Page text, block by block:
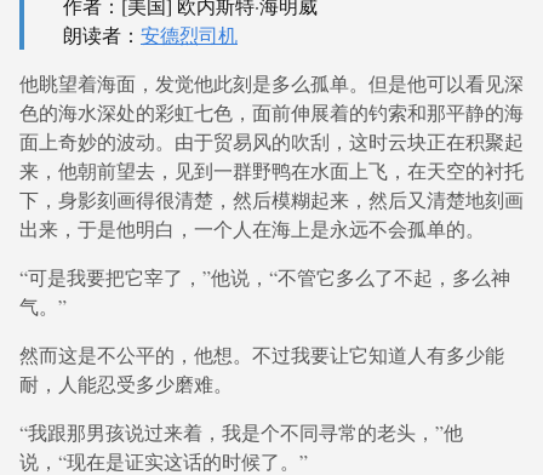
作者：[美国] 欧内斯特·海明威
朗读者： 安德烈司机
他眺望着海面，发觉他此刻是多么孤单。但是他可以看见深
色的海水深处的彩虹七色，面前伸展着的钓索和那平静的海
面上奇妙的波动。由于贸易风的吹刮，这时云块正在积聚起
来，他朝前望去，见到一群野鸭在水面上飞，在天空的衬托
下，身影刻画得很清楚，然后模糊起来，然后又清楚地刻画
出来，于是他明白，一个人在海上是永远不会孤单的。
“可是我要把它宰了，”他说，“不管它多么了不起，多么神
气。”
然而这是不公平的，他想。不过我要让它知道人有多少能
耐，人能忍受多少磨难。
“我跟那男孩说过来着，我是个不同寻常的老头，”他
说，“现在是证实这话的时候了。”